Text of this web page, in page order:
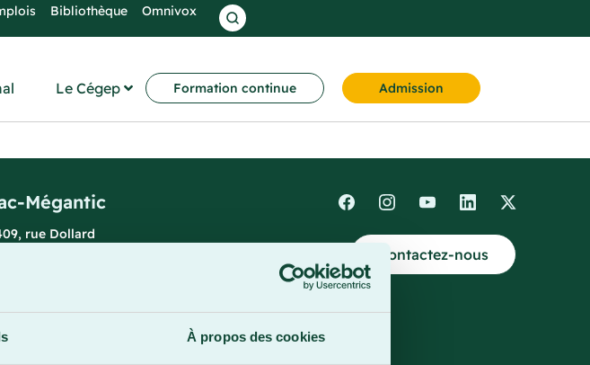
À propos des cookies
Bibliothèque Omnivox
Le Cégep Formation continue Admission
Mégantic
rue Dollard
583-5432
Contactez-nous